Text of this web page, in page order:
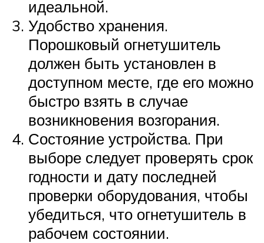
идеальной.
Удобство хранения.
Порошковый огнетушитель
должен быть установлен в
доступном месте, где его можно
быстро взять в случае
возникновения возгорания.
Состояние устройства. При
выборе следует проверять срок
годности и дату последней
проверки оборудования, чтобы
убедиться, что огнетушитель в
рабочем состоянии.